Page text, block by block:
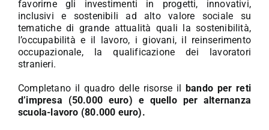
favorirne gli investimenti in progetti, innovativi,
inclusivi e sostenibili ad alto valore sociale su
tematiche di grande attualità quali la sostenibilità,
l’occupabilità e il lavoro, i giovani, il reinserimento
occupazionale, la qualificazione dei lavoratori
stranieri.
Completano il quadro delle risorse il
bando per reti
d’impresa (50.000 euro) e quello per alternanza
scuola-lavoro (80.000 euro).